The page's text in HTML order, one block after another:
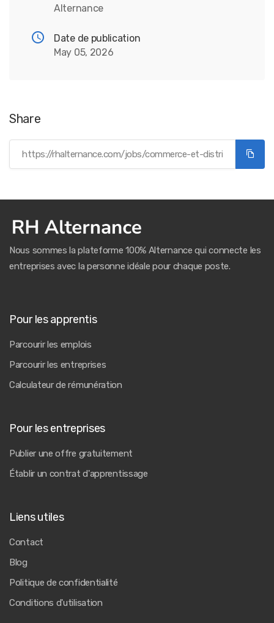
Alternance
Date de publication
May 05, 2026
Share
Nous sommes la plateforme 100% Alternance qui connecte les
entreprises avec la personne idéale pour chaque poste.
Pour les apprentis
Parcourir les emplois
Parcourir les entreprises
Calculateur de rémunération
Pour les entreprises
Publier une offre gratuitement
Établir un contrat d'apprentissage
Liens utiles
Contact
Blog
Politique de confidentialité
Conditions d'utilisation